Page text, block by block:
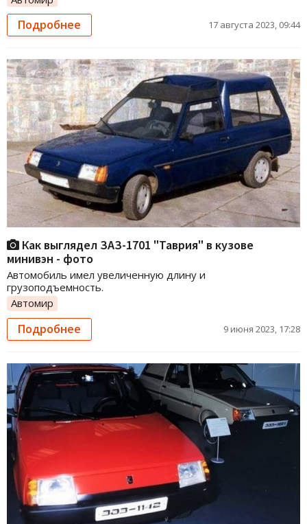
Подробнее 17 августа 2023, 09:44
Как выглядел ЗАЗ-1701 "Таврия" в кузове
минивэн - фото
Автомобиль имел увеличенную длину и
грузоподъемность.
Автомир
Подробнее 9 июня 2023, 17:28